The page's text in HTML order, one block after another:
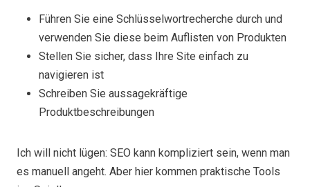
Führen Sie eine Schlüsselwortrecherche durch und
verwenden Sie diese beim Auflisten von Produkten
Stellen Sie sicher, dass Ihre Site einfach zu
navigieren ist
Schreiben Sie aussagekräftige
Produktbeschreibungen
Ich will nicht lügen: SEO kann kompliziert sein, wenn man
es manuell angeht. Aber hier kommen praktische Tools